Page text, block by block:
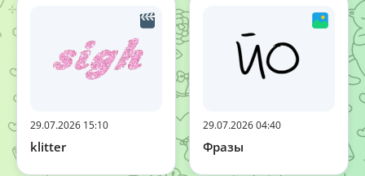
29.07.2026 15:10
klitter
29.07.2026 04:40
Фразы